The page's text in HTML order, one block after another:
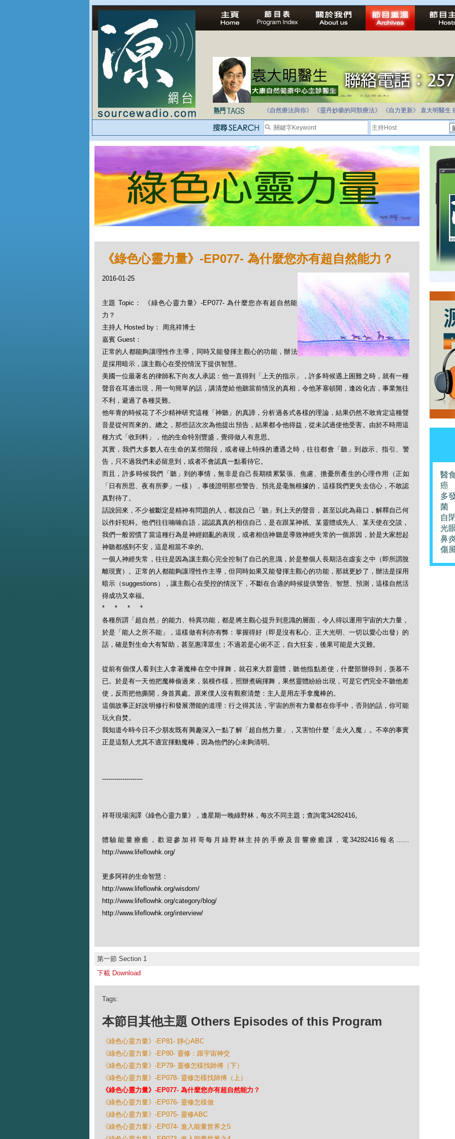
自家教育合法化-推動多元化教育，全民學卷制
《自然療法與你》 《靈丹妙藥的同類療法》 《自力更新》 袁大明醫生
《綠色心靈力量》-EP077- 為什麼您亦有超自然能力？
2016-01-25
主題 Topic： 《綠色心靈力量》-EP077- 為什麼您亦有超自然能
力？
主持人 Hosted by： 周兆祥博士
嘉賓 Guest：
正常的人都能夠讓理性作主導，同時又能發揮主觀心的功能，辦法
是採用暗示，讓主觀心在受控情況下提供智慧。
美國一位最著名的律師私下向友人承認：他一直得到「上天的指示」，許多時候遇上困難之時，就有一種
聲音在耳邊出現，用一句簡單的話，講清楚給他聽當前情況的真相，令他茅塞頓開，逢凶化吉，事業無往
不利，避過了各種災難。
他年青的時候花了不少精神研究這種「神聽」的真諦，分析過各式各樣的理論，結果仍然不敢肯定這種聲
音是從何而來的。總之，那些話次次為他提出預告，結果都令他得益，從未試過使他受害。由於不時用這
種方式「收到料」，他的生命特別豐盛，覺得做人有意思。
其實，我們大多數人在生命的某些階段，或者碰上特殊的遭遇之時，往往都會「聽」到啟示、指引、警
告，只不過我們未必留意到，或者不會認真一點看待它。
而且，許多時候我們「聽」到的事情，無非是自己長期積累緊張、焦慮、擔憂所產生的心理作用（正如
「日有所思、夜有所夢」一樣），事後證明那些警告、預兆是毫無根據的，這樣我們更失去信心，不敢認
真對待了。
話說回來，不少被斷定是精神有問題的人，都說自己「聽」到上天的聲音，甚至以此為藉口，解釋自己何
以作奸犯科。他們往往喃喃自語，認認真真的相信自己，是在跟某神祇、某靈體或先人、某天使在交談，
我們一般習慣了當這種行為是神經錯亂的表現，或者相信神聽是導致神經失常的一個原因，於是大家想起
神聽都感到不安，這是相當不幸的。
一個人神經失常，往往是因為讓主觀心完全控制了自己的意識，於是整個人長期活在虛妄之中（即所謂脫
離現實）。正常的人都能夠讓理性作主導，但同時如果又能發揮主觀心的功能，那就更妙了，辦法是採用
暗示（suggestions），讓主觀心在受控的情況下，不斷在合適的時候提供警告、智慧、預測，這樣自然活
得成功又幸福。
* * * *
各種所謂「超自然」的能力、特異功能，都是將主觀心提升到意識的層面，令人得以運用宇宙的大力量，
於是「能人之所不能」，這樣做有利亦有弊：掌握得好（即是沒有私心、正大光明、一切以愛心出發）的
話，確是對生命大有幫助，甚至惠澤眾生；不過若是心術不正，自大狂妄，後果可能是大災難。
從前有個僕人看到主人拿著魔棒在空中揮舞，就召來大群靈體，聽他指點差使，什麼部辦得到，羡慕不
已。於是有一天他把魔棒偷過來，裝模作樣，照辦煮碗揮舞，果然靈體紛紛出現，可是它們完全不聽他差
使，反而把他撕開，身首異處。原來僕人沒有觀察清楚：主人是用左手拿魔棒的。
這個故事正好說明修行和發展潛能的道理：行之得其法，宇宙的所有力量都在你手中，否則的話，你可能
玩火自焚。
我知道今時今日不少朋友既有興趣深入一點了解「超自然力量」，又害怕什麼「走火入魔」。不幸的事實
正是這類人尤其不適宜揮動魔棒，因為他們的心未夠清明。
--------------------
祥哥現場演譯《綠色心靈力量》，逢星期一晚綠野林，每次不同主題；查詢電34282416。
體驗能量療癒，歡迎參加祥哥每月綠野林主持的手療及音響療癒課，電34282416報名……
http://www.lifeflowhk.org/
更多阿祥的生命智慧：
http://www.lifeflowhk.org/wisdom/
http://www.lifeflowhk.org/category/blog/
http://www.lifeflowhk.org/interview/
第一節 Section 1
下載 Download
Tags:
本節目其他主題 Others Episodes of this Program
《綠色心靈力量》-EP81- 靜心ABC
《綠色心靈力量》-EP80- 靈修：跟宇宙神交
《綠色心靈力量》-EP79- 靈修怎樣找師傅（下）
《綠色心靈力量》-EP078- 靈修怎樣找師傅（上）
《綠色心靈力量》-EP077- 為什麼您亦有超自然能力？
《綠色心靈力量》-EP076- 靈修怎樣做
《綠色心靈力量》-EP075- 靈修ABC
《綠色心靈力量》-EP074- 進入能量世界之5
醫
癌
多
菌
自
光
鼻
傷